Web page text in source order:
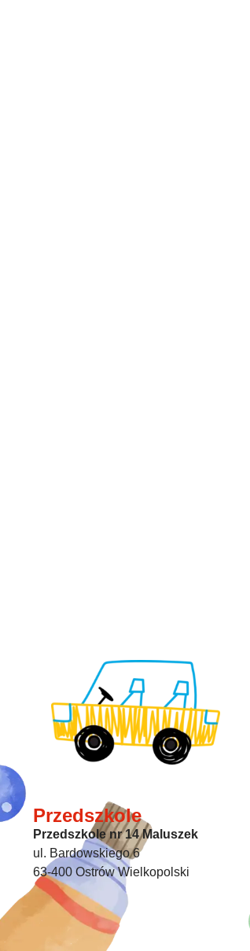
Przedszkole
Przedszkole nr 14 Maluszek
ul. Bardowskiego 6
63-400 Ostrów Wielkopolski